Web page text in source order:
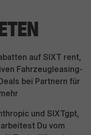
auf SIXT rent,
Fahrzeugleasing-
bei Partnern für
und SIXTgpt,
Du vom